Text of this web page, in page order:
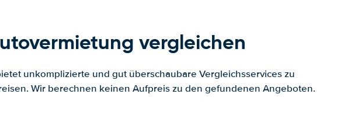
vergleichen
unkomplizierte und gut überschaubare Vergleichsservices zu
Wir berechnen keinen Aufpreis zu den gefundenen Angeboten.